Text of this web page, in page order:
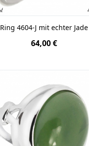
Ring 4604-J mit echter Jade
64,00 €